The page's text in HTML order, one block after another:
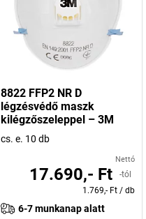
8822 FFP2 NR D
légzésvédő maszk
kilégzőszeleppel – 3M
cs. e. 10 db
Nettó
17.690,- Ft
-tól
1.769,- Ft / db
6-7 munkanap alatt